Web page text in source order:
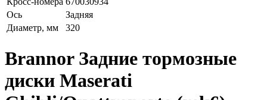
Ось
Задняя
Диаметр, мм
320
Brannor Задние тормозные
диски Maserati